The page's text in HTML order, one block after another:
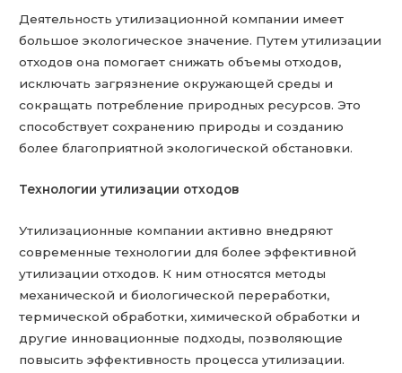
Деятельность утилизационной компании имеет
большое экологическое значение. Путем утилизации
отходов она помогает снижать объемы отходов,
исключать загрязнение окружающей среды и
сокращать потребление природных ресурсов. Это
способствует сохранению природы и созданию
более благоприятной экологической обстановки.
Технологии утилизации отходов
Утилизационные компании активно внедряют
современные технологии для более эффективной
утилизации отходов. К ним относятся методы
механической и биологической переработки,
термической обработки, химической обработки и
другие инновационные подходы, позволяющие
повысить эффективность процесса утилизации.